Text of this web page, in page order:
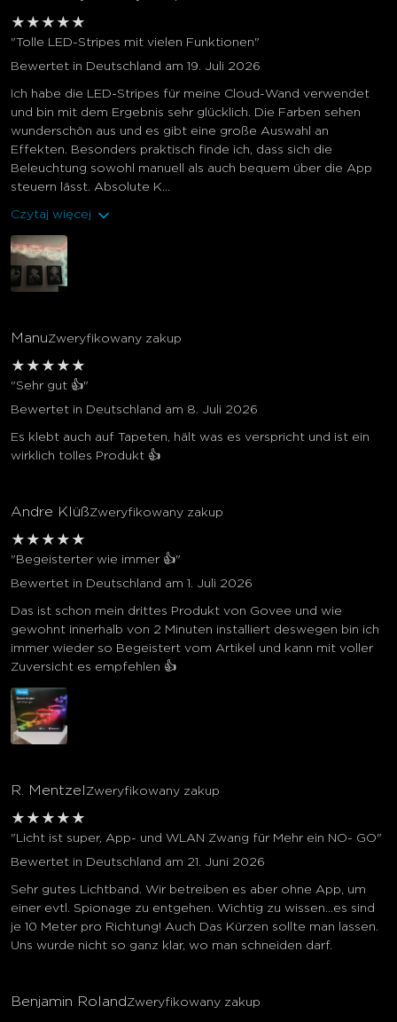
★ ★ ★ ★ ★
"Tolle LED-Stripes mit vielen Funktionen"
Bewertet in Deutschland am 19. Juli 2026
Ich habe die LED-Stripes für meine Cloud-Wand verwendet
und bin mit dem Ergebnis sehr glücklich. Die Farben sehen
wunderschön aus und es gibt eine große Auswahl an
Effekten. Besonders praktisch finde ich, dass sich die
Beleuchtung sowohl manuell als auch bequem über die App
steuern lässt. Absolute K...
Czytaj więcej
ManuZweryfikowany zakup
★ ★ ★ ★ ★
"Sehr gut 👍"
Bewertet in Deutschland am 8. Juli 2026
Es klebt auch auf Tapeten, hält was es verspricht und ist ein
wirklich tolles Produkt 👍
Andre KlüßZweryfikowany zakup
★ ★ ★ ★ ★
"Begeisterter wie immer 👍"
Bewertet in Deutschland am 1. Juli 2026
Das ist schon mein drittes Produkt von Govee und wie
gewohnt innerhalb von 2 Minuten installiert deswegen bin ich
immer wieder so Begeistert vom Artikel und kann mit voller
Zuversicht es empfehlen 👍
R. Mentzel Zweryfikowany zakup
★ ★ ★ ★ ★
"Licht ist super, App- und WLAN Zwang für Mehr ein NO- GO"
Bewertet in Deutschland am 21. Juni 2026
Sehr gutes Lichtband. Wir betreiben es aber ohne App, um
einer evtl. Spionage zu entgehen. Wichtig zu wissen...es sind
je 10 Meter pro Richtung! Auch Das Kürzen sollte man lassen.
Uns wurde nicht so ganz klar, wo man schneiden darf.
Benjamin Roland Zweryfikowany zakup
close